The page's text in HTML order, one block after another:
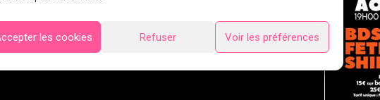
les cookies Refuser Voir les préférences